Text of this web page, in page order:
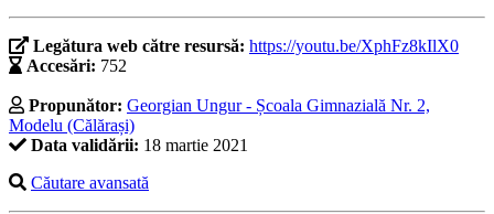
Legătura web către resursă: https://youtu.be/XphFz8kIlX0
Accesări: 752
Propunător: Georgian Ungur - Școala Gimnazială Nr. 2,
Modelu (Călărași)
Data validării: 18 martie 2021
Căutare avansată